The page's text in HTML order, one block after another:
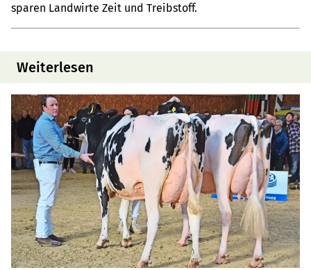
sparen Landwirte Zeit und Treibstoff.
Weiterlesen